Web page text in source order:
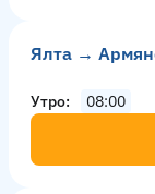
Ялта →
Утро
08:00